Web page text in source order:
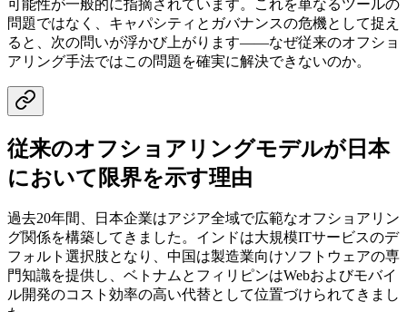
可能性が一般的に指摘されています。これを単なるツールの
問題ではなく、キャパシティとガバナンスの危機として捉え
ると、次の問いが浮かび上がります——なぜ従来のオフショ
アリング手法ではこの問題を確実に解決できないのか。
従来のオフショアリングモデルが日本
において限界を示す理由
過去20年間、日本企業はアジア全域で広範なオフショアリン
グ関係を構築してきました。インドは大規模ITサービスのデ
フォルト選択肢となり、中国は製造業向けソフトウェアの専
門知識を提供し、ベトナムとフィリピンはWebおよびモバイ
ル開発のコスト効率の高い代替として位置づけられてきまし